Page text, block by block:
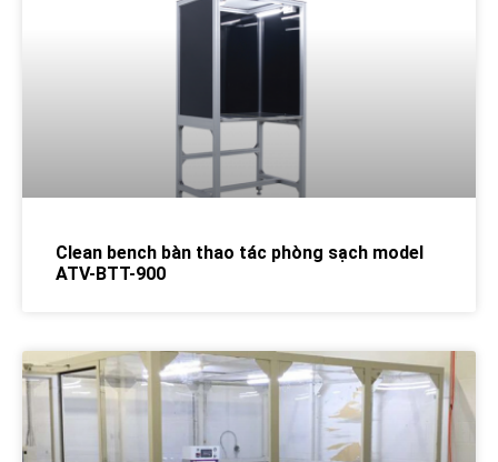
Clean bench bàn thao tác phòng sạch model
ATV-BTT-900